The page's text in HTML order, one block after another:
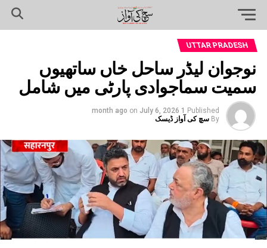
UTTAR PRADESH
نوجوان لیڈر ساحل خاں ساتھیوں
سمیت سماجوادی پارٹی میں شامل
Published
1 month ago
on July 6, 2026
By سچ کی آواز ڈیسک